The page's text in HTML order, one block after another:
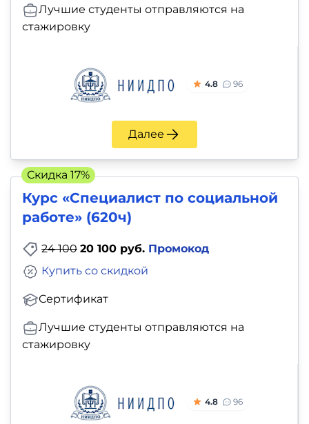
Лучшие студенты отправляются на
стажировку
4.8 96
Далее
Курс «Специалист по социальной
работе» (620ч)
24 100 20 100 руб. Промокод
Сертификат
Купить со скидкой
Лучшие студенты отправляются на
стажировку
4.8 96
Скидка 17%